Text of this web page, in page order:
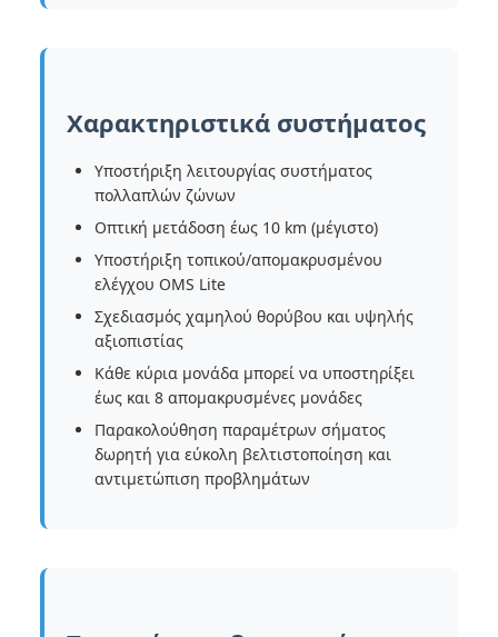
Χαρακτηριστικά συστήματος
Υποστήριξη λειτουργίας συστήματος
πολλαπλών ζώνων
Οπτική μετάδοση έως 10 km (μέγιστο)
Υποστήριξη τοπικού/απομακρυσμένου
ελέγχου OMS Lite
Σχεδιασμός χαμηλού θορύβου και υψηλής
αξιοπιστίας
Κάθε κύρια μονάδα μπορεί να υποστηρίξει
έως και 8 απομακρυσμένες μονάδες
Παρακολούθηση παραμέτρων σήματος
δωρητή για εύκολη βελτιστοποίηση και
αντιμετώπιση προβλημάτων